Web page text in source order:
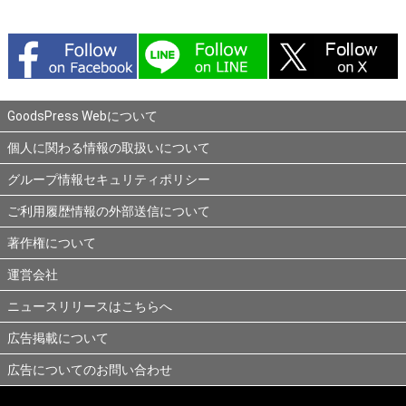
GoodsPress Webについて
個人に関わる情報の取扱いについて
グループ情報セキュリティポリシー
ご利用履歴情報の外部送信について
著作権について
運営会社
ニュースリリースはこちらへ
広告掲載について
広告についてのお問い合わせ